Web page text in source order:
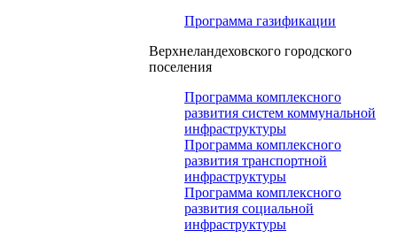
Программа газификации
Верхнеландеховского городского
поселения
Программа комплексного
развития систем коммунальной
инфраструктуры
Программа комплексного
развития транспортной
инфраструктуры
Программа комплексного
развития социальной
инфраструктуры